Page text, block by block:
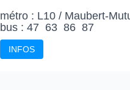
métro : L10 / Maubert-
bus : 47 63 86 87
INFOS